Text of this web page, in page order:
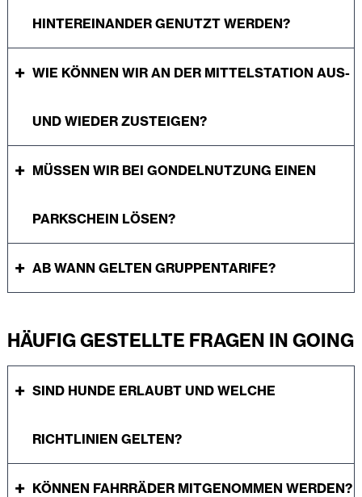
HINTEREINANDER GENUTZT WERDEN?
WIE KÖNNEN WIR AN DER MITTELSTATION AUS-
UND WIEDER ZUSTEIGEN?
MÜSSEN WIR BEI GONDELNUTZUNG EINEN
PARKSCHEIN LÖSEN?
AB WANN GELTEN GRUPPENTARIFE?
HÄUFIG GESTELLTE FRAGEN IN GOING
SIND HUNDE ERLAUBT UND WELCHE
RICHTLINIEN GELTEN?
KÖNNEN FAHRRÄDER MITGENOMMEN WERDEN?